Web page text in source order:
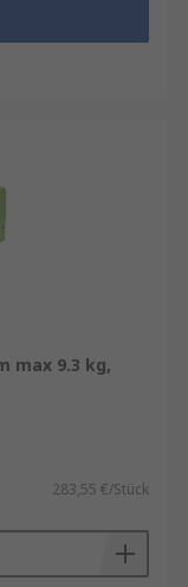
max 9.3 kg,
283,55 €/Stück